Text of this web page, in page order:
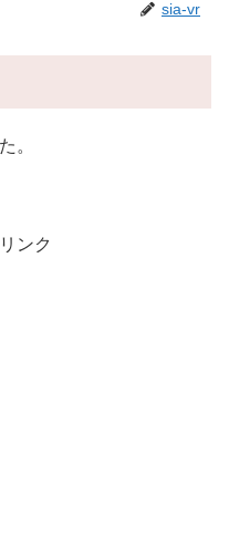
sia-vr
。
ンク